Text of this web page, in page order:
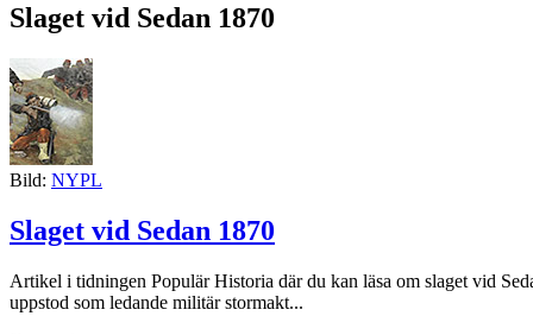
Slaget vid Sedan 1870
Bild: NYPL
Slaget vid Sedan 1870
Artikel i tidningen Populär Historia där du kan läsa om slaget vid
uppstod som ledande militär stormakt...